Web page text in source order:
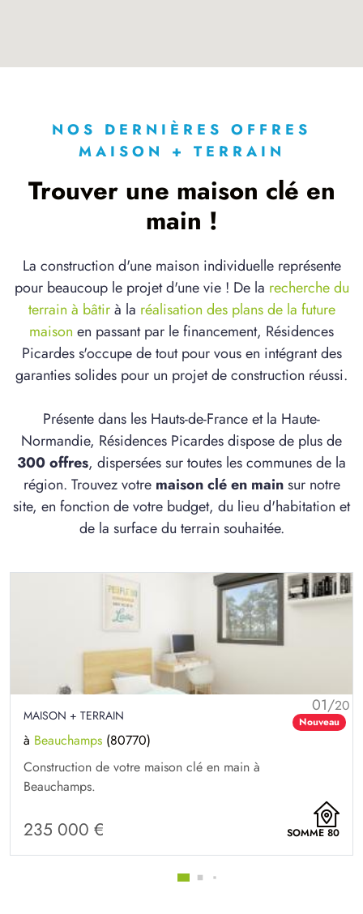
NOS DERNIÈRES OFFRES
MAISON + TERRAIN
Trouver une maison clé en
main !
La construction d'une maison individuelle représente
pour beaucoup le projet d'une vie ! De la recherche du
terrain à bâtirà la réalisation des plans de la future
maison en passant par le financement, Résidences
Picardes s'occupe de tout pour vous en intégrant des
garanties solides pour un projet de construction réussi.
Présente dans les Hauts-de-France et la Haute-
Normandie, Résidences Picardes dispose de plus de
300 offres, dispersées sur toutes les communes de la
région. Trouvez votre maison clé en mainsur notre
site, en fonction de votre budget, du lieu d'habitation et
de la surface du terrain souhaitée.
01/20
Nouveau
MAISON + TERRAIN
à Beauchamps (80770)
Construction de votre maison clé en main à
Beauchamps.
235 000 € SOMME 80